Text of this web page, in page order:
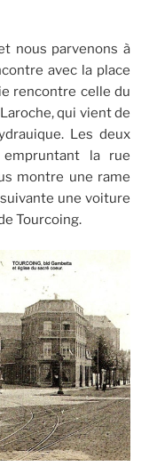
nous parvenons à
avec la place
rencontre celle du
qui vient de
Les deux
la rue
montre une rame
une voiture
Tourcoing.